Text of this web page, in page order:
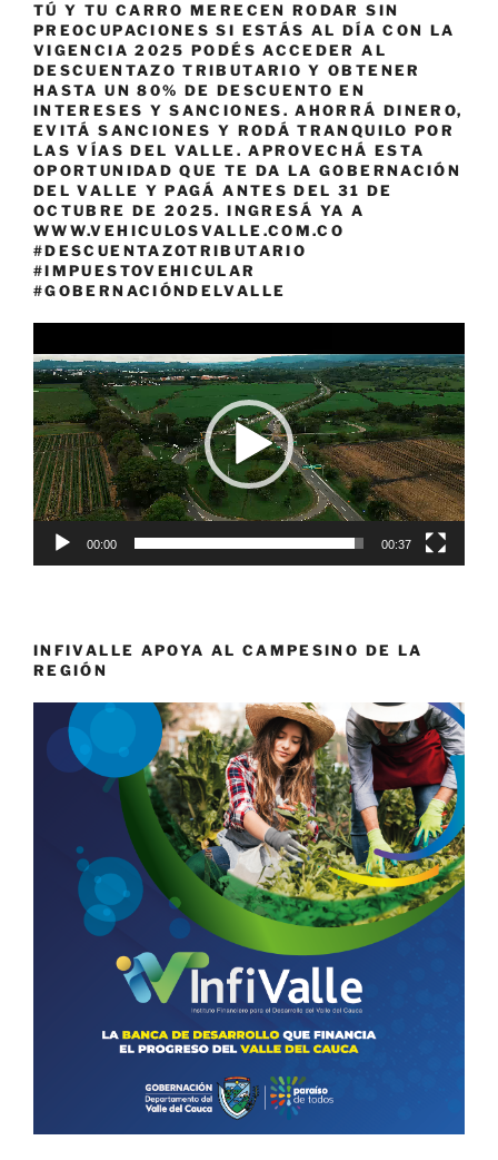
TÚ Y TU CARRO MERECEN RODAR SIN
PREOCUPACIONES SI ESTÁS AL DÍA CON LA
VIGENCIA 2025 PODÉS ACCEDER AL
DESCUENTAZO TRIBUTARIO Y OBTENER
HASTA UN 80% DE DESCUENTO EN
INTERESES Y SANCIONES. AHORRÁ DINERO,
EVITÁ SANCIONES Y RODÁ TRANQUILO POR
LAS VÍAS DEL VALLE. APROVECHÁ ESTA
OPORTUNIDAD QUE TE DA LA GOBERNACIÓN
DEL VALLE Y PAGÁ ANTES DEL 31 DE
OCTUBRE DE 2025. INGRESÁ YA A
WWW.VEHICULOSVALLE.COM.CO
#DESCUENTAZOTRIBUTARIO
#IMPUESTOVEHICULAR
#GOBERNACIÓNDELVALLE
de
vídeo
00:00 00:37
INFIVALLE APOYA AL CAMPESINO DE LA
REGIÓN